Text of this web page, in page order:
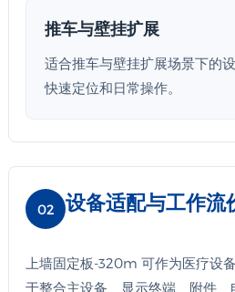
推车与壁挂扩展
适合推车与壁挂扩展场景下的
快速定位和日常操作。
02 设备适配与工作流
上墙固定板-320m 可作为医疗设
于整合主设备、显示终端、附件